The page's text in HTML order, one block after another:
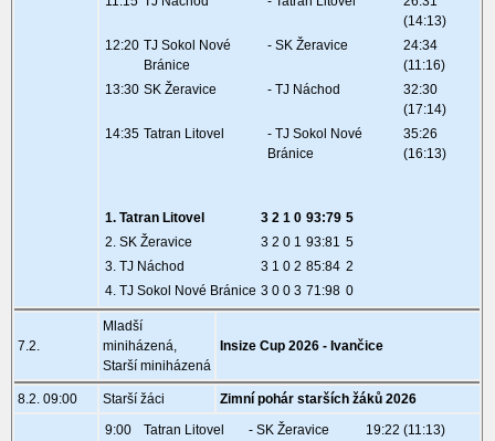
(14:13)
12:20 TJ Sokol Nové
Bránice
- SK Žeravice
24:34
(11:16)
13:30 SK Žeravice - TJ Náchod
32:30
(17:14)
14:35 Tatran Litovel
- TJ Sokol Nové
Bránice
35:26
(16:13)
1. Tatran Litovel 3 2 1 0 93:79 5
2. SK Žeravice
3 2 0 1 93:81 5
3. TJ Náchod
3 1 0 2 85:84 2
4. TJ Sokol Nové Bránice 3 0 0 3 71:98 0
7.2.
Mladší
miniházená,
Starší miniházená
Insize Cup 2026 - Ivančice
8.2. 09:00 Starší žáci
Zimní pohár starších žáků 2026
9:00
Tatran Litovel - SK Žeravice
19:22 (11:13)